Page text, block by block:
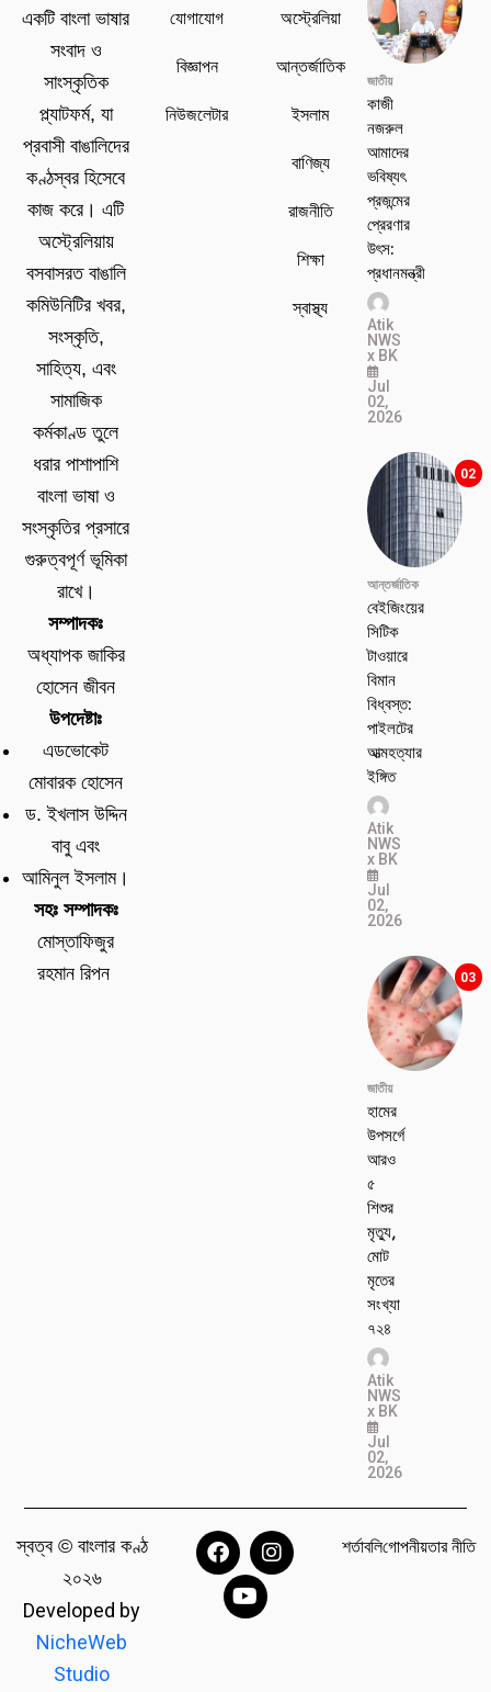
একটি বাংলা ভাষার
সংবাদ ও
সাংস্কৃতিক
প্ল্যাটফর্ম, যা
প্রবাসী বাঙালিদের
কণ্ঠস্বর হিসেবে
কাজ করে। এটি
অস্ট্রেলিয়ায়
বসবাসরত বাঙালি
কমিউনিটির খবর,
সংস্কৃতি,
সাহিত্য, এবং
সামাজিক
কর্মকাণ্ড তুলে
ধরার পাশাপাশি
বাংলা ভাষা ও
সংস্কৃতির প্রসারে
গুরুত্বপূর্ণ ভূমিকা
রাখে।
সম্পাদকঃ
অধ্যাপক জাকির
হোসেন জীবন
উপদেষ্টাঃ
এডভোকেট
মোবারক হোসেন
ড. ইখলাস উদ্দিন
বাবু এবং
আমিনুল ইসলাম।
সহঃ সম্পাদকঃ
মোস্তাফিজুর
রহমান রিপন
যোগাযোগ
বিজ্ঞাপন
নিউজলেটার
অস্ট্রেলিয়া
আন্তর্জাতিক
ইসলাম
বাণিজ্য
রাজনীতি
শিক্ষা
স্বাস্থ্য
জাতীয়
কাজী
নজরুল
আমাদের
ভবিষ্যৎ
প্রজন্মের
প্রেরণার
উৎস:
প্রধানমন্ত্রী
Atik
NWS
x BK
Jul
02,
2026
02
আন্তর্জাতিক
বেইজিংয়ের
সিটিক
টাওয়ারে
বিমান
বিধ্বস্ত:
পাইলটের
আত্মহত্যার
ইঙ্গিত
Atik
NWS
x BK
Jul
02,
2026
03
জাতীয়
হামের
উপসর্গে
আরও
৫
শিশুর
মৃত্যু,
মোট
মৃতের
সংখ্যা
৭২৪
Atik
NWS
x BK
Jul
02,
2026
স্বত্ব © বাংলার কণ্ঠ
২০২৬
Developed by
NicheWeb
Studio
শর্তাবলিগোপনীয়তার নীতি